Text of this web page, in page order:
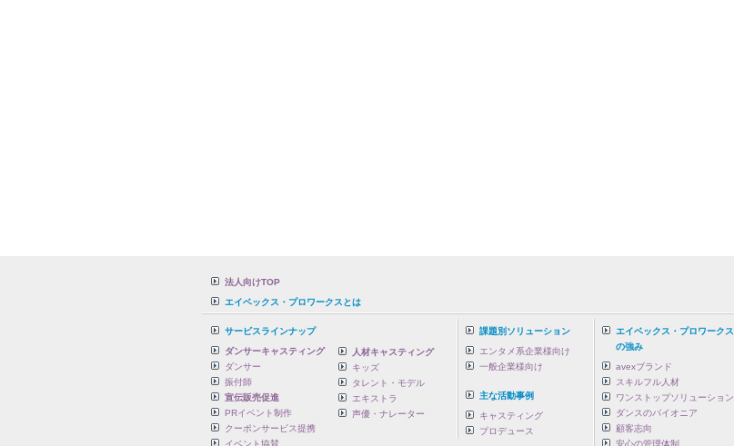
法人向けTOP
エイベックス・プロワークスとは
サービスラインナップ
ダンサーキャスティング
ダンサー
振付師
宣伝販売促進
PRイベント制作
クーポンサービス提携
イベント協賛
人材キャスティング
キッズ
タレント・モデル
エキストラ
声優・ナレーター
課題別ソリューション
エンタメ系企業様向け
一般企業様向け
主な活動事例
キャスティング
プロデュース
エイベックス・プロワークス
の強み
avexブランド
スキルフル人材
ワンストップソリューション
ダンスのパイオニア
顧客志向
安心の管理体制